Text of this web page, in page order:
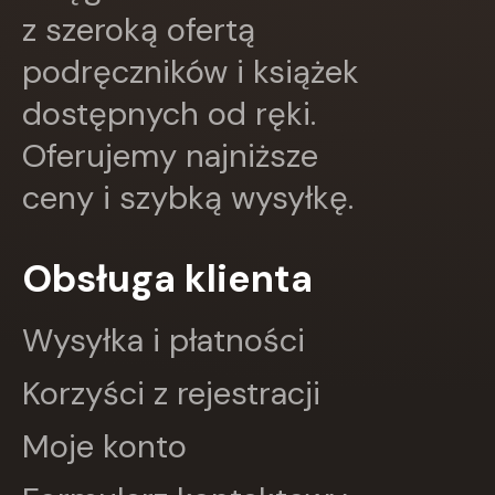
EDYCJA ŚWIĘTEGO PAWŁA
Edycja Świętego Pawła
ESPRIT
Express Publishing
FABRYKA SŁÓW
FENIX
FRONDA
Greg
GRUPA IMAGE
HARMONIA
Insignis
JEDNOŚĆ
z szeroką ofertą
podręczników i książek
dostępnych od ręki.
Oferujemy najniższe
ceny i szybką wysyłkę.
Obsługa klienta
Wysyłka i płatności
Korzyści z rejestracji
Moje konto